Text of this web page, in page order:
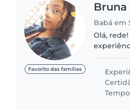
Favorito das famílias
Bruna
Babá em
Olá, rede! Eu sou a Bruna, tenho 19 anos e possuo